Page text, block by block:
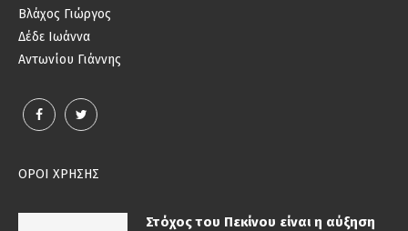
Βλάχος Γιώργος
Δέδε Ιωάννα
Αντωνίου Γιάννης
ΟΡΟΙ ΧΡΗΣΗΣ
Στόχος του Πεκίνου είναι η αύξηση